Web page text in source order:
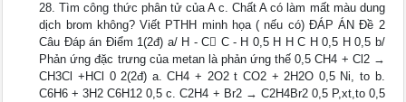
28. Tìm công thức phân tử của A c. Chất A có làm mất màu dung
dịch brom không? Viết PTHH minh họa ( nếu có) ĐÁP ÁN Đề 2
Câu Đáp án Điểm 1(2đ) a/ H - C C - H 0,5 H H C H 0,5 H 0,5 b/
Phản ứng đặc trưng của metan là phản ứng thế 0,5 CH4 + Cl2 →
CH3Cl +HCl 0 2(2đ) a. CH4 + 2O2 t CO2 + 2H2O 0,5 Ni, to b.
C6H6 + 3H2 C6H12 0,5 c. C2H4 + Br2 → C2H4Br2 0,5 P,xt,to 0,5